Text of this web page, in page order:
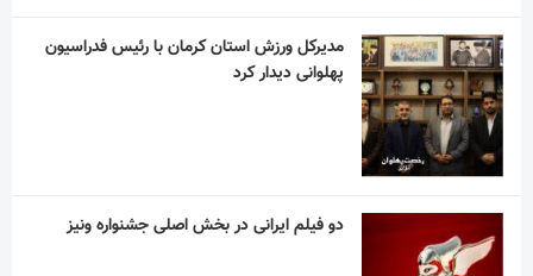
مدیرکل ورزش استان کرمان با رئیس فدراسیون
پهلوانی دیدار کرد
دو فیلم ایرانی در بخش اصلی جشنواره ونیز